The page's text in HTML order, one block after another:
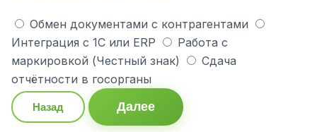
Обмен документами с контрагентами
Интеграция с 1С или ERP
Работа с
маркировкой (Честный знак)
Сдача
отчётности в госорганы
Назад Далее